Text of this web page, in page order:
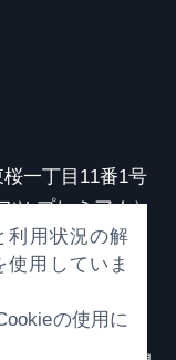
一丁目11番1号
ツ プレミアム）
利用状況の解
用していま
の使用に